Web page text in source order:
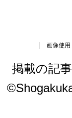
画像使
掲載の記